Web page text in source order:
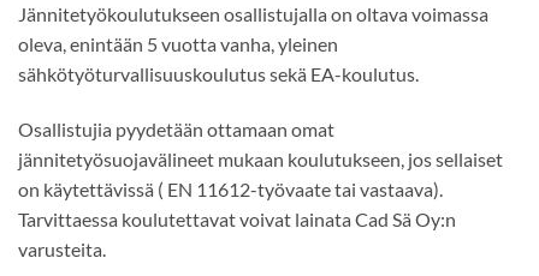
Jännitetyökoulutukseen osallistujalla on oltava voimassa
oleva, enintään 5 vuotta vanha, yleinen
sähkötyöturvallisuuskoulutus sekä EA-koulutus.
Osallistujia pyydetään ottamaan omat
jännitetyösuojavälineet mukaan koulutukseen, jos sellaiset
on käytettävissä ( EN 11612-työvaate tai vastaava).
Tarvittaessa koulutettavat voivat lainata Cad Sä Oy:n
varusteita.